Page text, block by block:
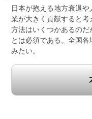
日本が抱える地方衰退
業が大きく貢献すると
方法はいくつかあるのだ
とは必須である。全国
みたい。